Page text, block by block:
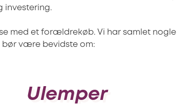
investering.
med et forældrekøb. Vi har samlet nogle
bør være bevidste om:
Ulemper